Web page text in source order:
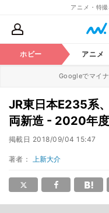
アニメ・特
ホビー アニメ
Googleでマイ
JR東日本E235系
両新造 - 2020年
掲載日 2018/09/04 15:47
著者： 上新大介